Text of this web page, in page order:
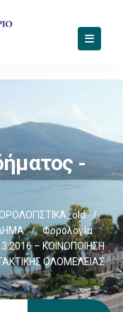
-
/
/
Φορολογία
– ΚΟΙΝΟΠΟΙΗΣΗ
ΟΛΟΜΕΛΕΙΑΣ